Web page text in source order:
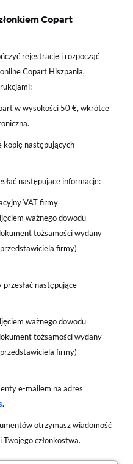
Copart
rejestrację i rozpocząć
Copart Hiszpania,
w wysokości 50 €, wkrótce
kopię następujących
następujące informacje:
VAT firmy
ważnego dowodu
tożsamości wydany
firmy)
przesłać następujące
ważnego dowodu
tożsamości wydany
firmy)
e-mailem na adres
.
otrzymasz wiadomość
członkostwa.